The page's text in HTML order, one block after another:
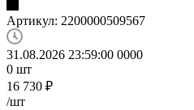
Артикул: 2200000509567
31.08.2026 23:59:00 0000
0 шт
16 730 ₽
/шт